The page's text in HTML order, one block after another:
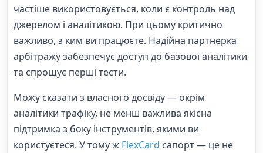
частіше використовується, коли є контроль над
джерелом і аналітикою. При цьому критично
важливо, з ким ви працюєте. Надійна партнерка
арбітражу забезпечує доступ до базової аналітики
та спрощує перші тести.
Можу сказати з власного досвіду — окрім
аналітики трафіку, не менш важлива якісна
підтримка з боку інструментів, якими ви
користуєтеся. У тому ж FlexCard сапорт — це не